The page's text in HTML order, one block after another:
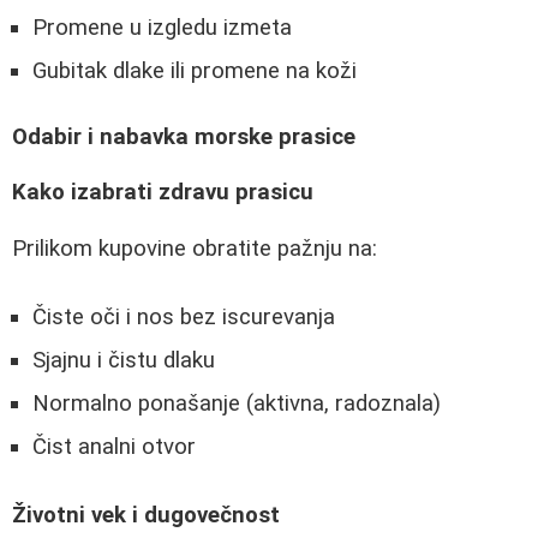
Promene u izgledu izmeta
Gubitak dlake ili promene na koži
Odabir i nabavka morske prasice
Kako izabrati zdravu prasicu
Prilikom kupovine obratite pažnju na:
Čiste oči i nos bez iscurevanja
Sjajnu i čistu dlaku
Normalno ponašanje (aktivna, radoznala)
Čist analni otvor
Životni vek i dugovečnost